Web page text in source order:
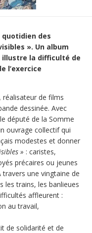
des
». Un album
illustre la difficulté de
l’exercice
réalisateur de films
dessinée. Avec
député de la Somme
ouvrage collectif qui
modestes et donner
» : caristes,
précaires ou jeunes
une vingtaine de
les trains, les banlieues
affleurent :
au travail,
de solidarité et de